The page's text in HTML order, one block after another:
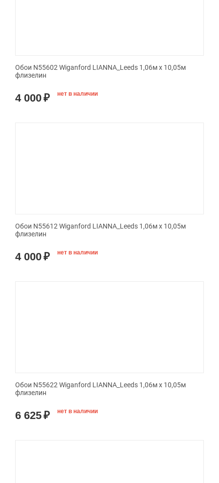
Обои N55602 Wiganford LIANNA_Leeds 1,06м х 10,05м
флизелин
4 000₽ нет в наличии
Обои N55612 Wiganford LIANNA_Leeds 1,06м х 10,05м
флизелин
4 000₽ нет в наличии
Обои N55622 Wiganford LIANNA_Leeds 1,06м х 10,05м
флизелин
6 625₽ нет в наличии